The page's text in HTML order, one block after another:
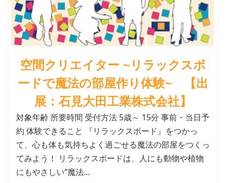
空間クリエイター ~リラックスボ
ードで魔法の部屋作り体験~ 【出
展：石見大田工業株式会社】
対象年齢 所要時間 受付方法 5歳～ 15分 事前・当日予
約 体験できること 『リラックスボード』をつかっ
て、心も体も気持ちよく過ごせる魔法の部屋をつくっ
てみよう！ リラックスボードは、人にも動物や植物
にもやさしい“魔法...